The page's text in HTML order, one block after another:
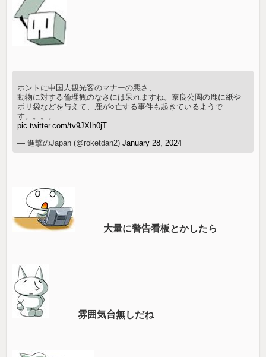
ホントに中国人観光客のマナーの悪さ、
動物に対する倫理観のなさには呆れますね。奈良公園の鹿に紙や
ポリ袋などを与えて、鹿が○亡する事件も起きているようで
す。。。。
pic.twitter.com/tv9JXIh0jT
— 進撃のJapan (@roketdan2)January 28, 2024
大量に警告看板とかしたら
雰囲気台無しだね